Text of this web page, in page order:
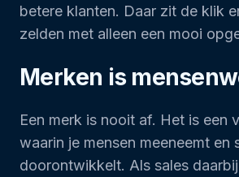
betere klanten. Daar zit de klik
zelden met alleen een mooi
Merken is
Een merk is nooit af. Het is een
waarin je mensen meeneemt en
doorontwikkelt. Als sales